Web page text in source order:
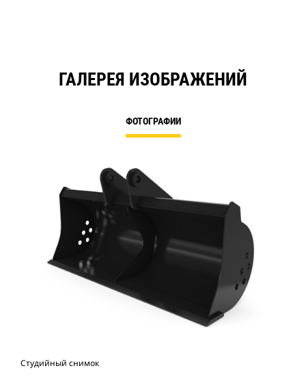
ГАЛЕРЕЯ ИЗОБРАЖЕНИЙ
ФОТОГРАФИИ
Студийный снимок